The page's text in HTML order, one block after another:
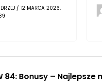
/ 12 MARCA 2026,
84: Bonusy – Najlepsze